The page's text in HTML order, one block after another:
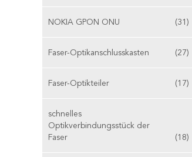
NOKIA GPON ONU (31)
Faser-Optikanschlusskasten (27)
Faser-Optikteiler (17)
schnelles
Optikverbindungsstück der
Faser
(18)